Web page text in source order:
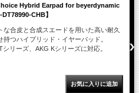
Hybrid Earpad for beyerdynamic
CHB】
な合皮と合成スエードを用いた高い耐久
持つハイブリッド・イヤーパッド。
リーズ、AKG Kシリーズに対応。